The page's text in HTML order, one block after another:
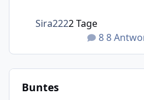
8
Sira2222 Tage
Buntes